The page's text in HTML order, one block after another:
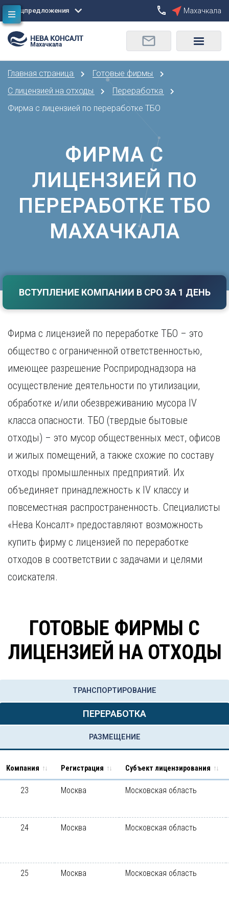
Сбросить
Москва
Санкт-Петербург
Астрахань
Белгород
Брянск
В
Владивосток
Владикавказ
Владимир
Волгоград
Екатеринбург
И
Ижевск
Казань
Калининград
Калуга
Киров
Краснодар
Красноярск
Курск
Л
Липецк
М
Магнитогорск
Мурманск
Нижний Тагил
Новокузнецк
Новосибирск
О
Орел
Оренбург
П
Пермь
Ростов-на-Дону
Рязань
С
Самара
Саранск
Саратов
Смоленск
Сочи
Ставрополь
Тамбов
Тольятти
Томск
Тула
Тюмень
Улан-Удэ
Ульяновск
Уфа
Х
Хабаровск
Ч
Челябинск
Череповец
Чита
Спецпредложения Махачкала
Махачкала
Главная страница
Готовые фирмы
С лицензией на отходы
Переработка
Фирма с лицензией по переработке ТБО
ФИРМА С
ЛИЦЕНЗИЕЙ ПО
ПЕРЕРАБОТКЕ ТБО
МАХАЧКАЛА
ВСТУПЛЕНИЕ КОМПАНИИ В СРО ЗА 1 ДЕНЬ
Фирма с лицензией по переработке ТБО – это
общество с ограниченной ответственностью,
имеющее разрешение Росприроднадзора на
осуществление деятельности по утилизации,
обработке и/или обезвреживанию мусора IV
класса опасности. ТБО (твердые бытовые
отходы) – это мусор общественных мест, офисов
и жилых помещений, а также схожие по составу
отходы промышленных предприятий. Их
объединяет принадлежность к IV классу и
повсеместная распространенность. Специалисты
«Нева Консалт» предоставляют возможность
купить фирму с лицензией по переработке
отходов в соответствии с задачами и целями
соискателя.
ГОТОВЫЕ ФИРМЫ С
ЛИЦЕНЗИЕЙ НА ОТХОДЫ
ТРАНСПОРТИРОВАНИЕ
ПЕРЕРАБОТКА
РАЗМЕЩЕНИЕ
Компания Регистрация Субъект лицензирования
23 Москва Московская область
24 Москва Московская область
25 Москва Московская область